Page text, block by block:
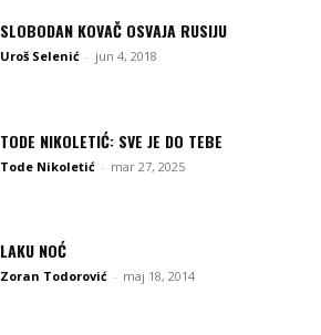
SLOBODAN KOVAČ OSVAJA RUSIJU
Uroš Selenić - jun 4, 2018
TODE NIKOLETIĆ: SVE JE DO TEBE
Tode Nikoletić - mar 27, 2025
LAKU NOĆ
Zoran Todorović - maj 18, 2014